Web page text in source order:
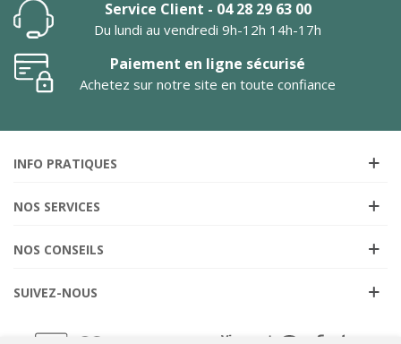
Service Client - 04 28 29 63 00
Du lundi au vendredi 9h-12h 14h-17h
Paiement en ligne sécurisé
Achetez sur notre site en toute confiance
INFO PRATIQUES
NOS SERVICES
NOS CONSEILS
SUIVEZ-NOUS